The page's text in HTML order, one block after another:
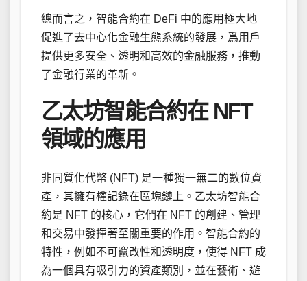
總而言之，智能合約在 DeFi 中的應用極大地
促進了去中心化金融生態系統的發展，爲用戶
提供更多安全、透明和高效的金融服務，推動
了金融行業的革新。
乙太坊智能合約在 NFT
領域的應用
非同質化代幣 (NFT) 是一種獨一無二的數位資
產，其擁有權記錄在區塊鏈上。乙太坊智能合
約是 NFT 的核心，它們在 NFT 的創建、管理
和交易中發揮著至關重要的作用。智能合約的
特性，例如不可竄改性和透明度，使得 NFT 成
為一個具有吸引力的資產類別，並在藝術、遊